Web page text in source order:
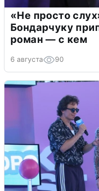
«Не просто
Бондарчуку
роман — с кем
6 августа 90